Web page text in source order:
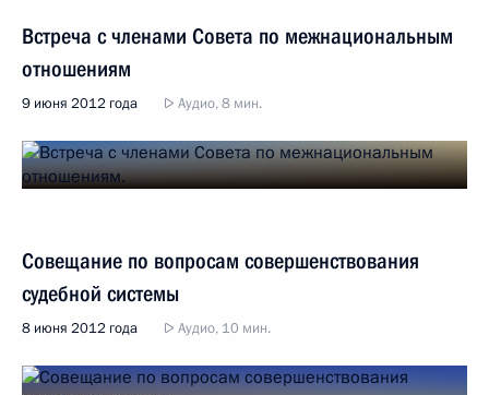
Встреча с членами Совета по межнациональным
отношениям
9 июня 2012 года Аудио, 8 мин.
Совещание по вопросам совершенствования
судебной системы
8 июня 2012 года Аудио, 10 мин.